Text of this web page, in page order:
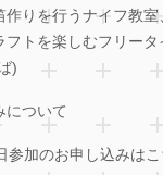
作りを行うナイフ教室
フトを楽しむフリータ
)
について
参加のお申し込みは